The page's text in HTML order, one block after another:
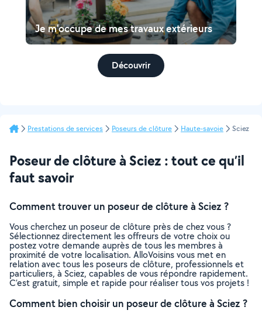
Je m'occupe de mes travaux extérieurs
Découvrir
Prestations de services Poseurs de clôture Haute-savoie Sciez
Poseur de clôture à Sciez : tout ce qu’il
faut savoir
Comment trouver un poseur de clôture à Sciez ?
Vous cherchez un poseur de clôture près de chez vous ?
Sélectionnez directement les offreurs de votre choix ou
postez votre demande auprès de tous les membres à
proximité de votre localisation. AlloVoisins vous met en
relation avec tous les poseurs de clôture, professionnels et
particuliers, à Sciez, capables de vous répondre rapidement.
C’est gratuit, simple et rapide pour réaliser tous vos projets !
Comment bien choisir un poseur de clôture à Sciez ?